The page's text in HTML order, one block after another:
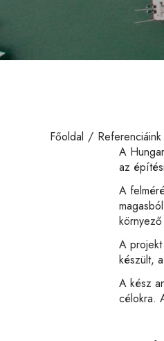
Főoldal Referenciáink
A
az
A
A
készült,
A kész
célokra.